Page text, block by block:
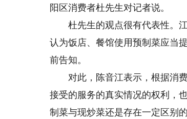
阳区消费者杜先生对记者说。
杜先生的观点很有代表性。江
认为饭店、餐馆使用预制菜应当
前告知。
对此，陈音江表示，根据消费
接受的服务的真实情况的权利，
制菜与现炒菜还是存在一定区别